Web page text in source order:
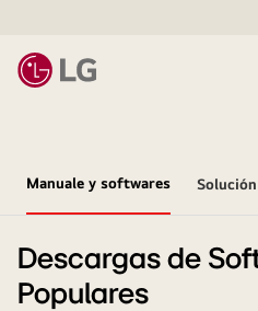
Manuale y softwares
Descargas de
Populares